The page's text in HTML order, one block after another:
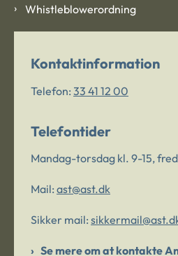
Whistleblowerordning
Kontaktinformation
Telefon: 33 41 12 00
Telefontider
Mandag-torsdag kl. 9-15,
Mail: ast@ast.dk
Sikker mail:
Se mere om at kontakte